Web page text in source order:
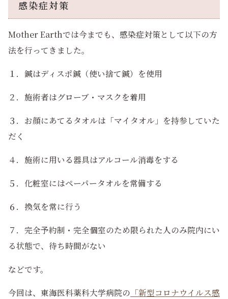
感染症対策
Mother Earthでは今までも、感染症対策として以下の方
法を行ってきました。
１．鍼はディスポ鍼（使い捨て鍼）を使用
２．施術者はグローブ・マスクを着用
３．お顔にあてるタオルは「マイタオル」を持参していた
だく
４．施術に用いる器具はアルコール消毒をする
５．化粧室にはペーパータオルを常備する
６．換気を常に行う
７．完全予約制・完全個室のため限られた人のみ院内にい
る状態で、待ち時間がない
などです。
今回は、東海医科薬科大学病院の 「新型コロナウイルス感